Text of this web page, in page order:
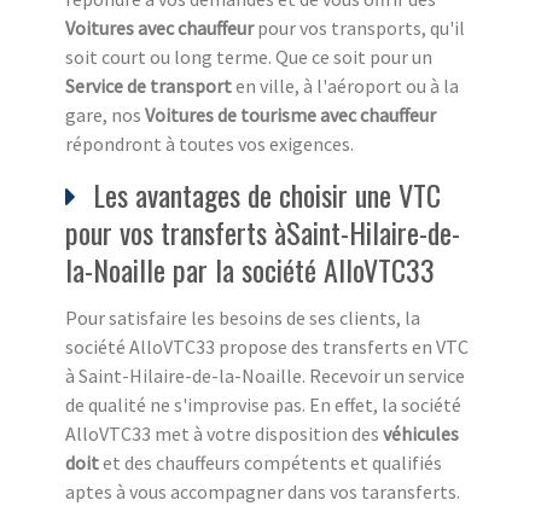
Voitures avec chauffeurpour vos transports, qu'il
soit court ou long terme. Que ce soit pour un
Service de transporten ville, à l'aéroport ou à la
gare, nos Voitures de tourisme avec chauffeur
répondront à toutes vos exigences.
Les avantages de choisir une VTC
pour vos transferts àSaint-Hilaire-de-
la-Noaille par la société AlloVTC33
Pour satisfaire les besoins de ses clients, la
société AlloVTC33 propose des transferts en VTC
à Saint-Hilaire-de-la-Noaille. Recevoir un service
de qualité ne s'improvise pas. En effet, la société
AlloVTC33 met à votre disposition des véhicules
doitet des chauffeurs compétents et qualifiés
aptes à vous accompagner dans vos taransferts.